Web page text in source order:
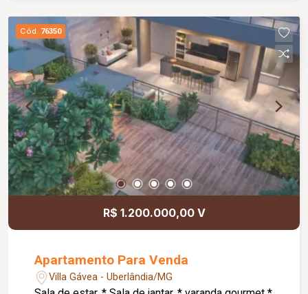
salão de jogos, brinquedoteca, playground,
quadra poliesportiva, coworking, bicicletário,
jardim interno, vestiário, solarium, medição
individualizada e total acessibilidade. Um imóvel
novo, pronto para morar, ideal para quem valoriza
conforto, segurança e qualidade de vida.
Cód. 76350
R$ 1.200.000,00 V
Apartamento Para Venda
Villa Gávea - Uberlândia/MG